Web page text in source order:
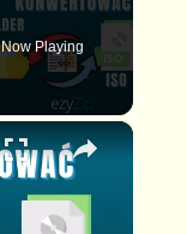
Now Playing
×